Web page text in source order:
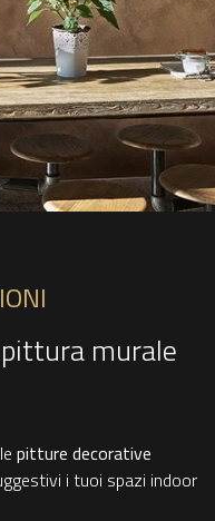
murale
pitture decorative
i tuoi spazi indoor